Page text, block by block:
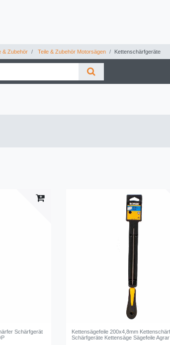
& Zubehör Teile & Zubehör Motorsägen Kettenschärfgeräte
Schärfgerät
Kettensägefeile 200x4,8mm
Schärfgeräte Kettensäge Sägefeile Agrar